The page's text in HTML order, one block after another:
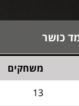
כושר
משחקים
13